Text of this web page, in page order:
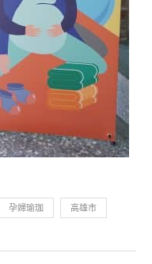
孕婦瑜珈 高雄市